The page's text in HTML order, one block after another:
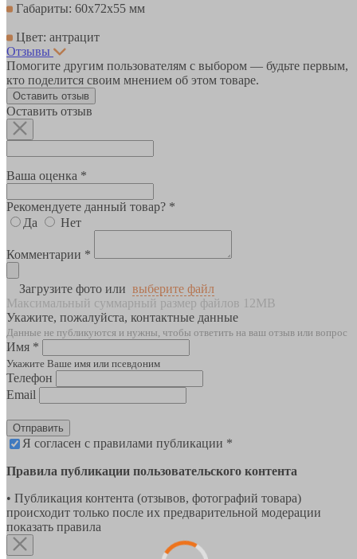
Габариты: 60х72х55 мм
Цвет: антрацит
Отзывы
Помогите другим пользователям с выбором — будьте первым,
кто поделится своим мнением об этом товаре.
Оставить отзыв
Оставить отзыв
Ваша оценка *
Рекомендуете данный товар? *
Да
Нет
Комментарии *
Загрузите фото или выберите файл
Максимальный суммарный размер файлов 12MB
Укажите, пожалуйста, контактные данные
Данные не публикуются и нужны, чтобы ответить на ваш отзыв или вопрос
Имя *
Укажите Ваше имя или псевдоним
Телефон
Email
Отправить
Я согласен с правилами публикации *
Правила публикации пользовательского контента
• Публикация контента (отзывов, фотографий товара)
происходит только после их предварительной модерации
показать правила